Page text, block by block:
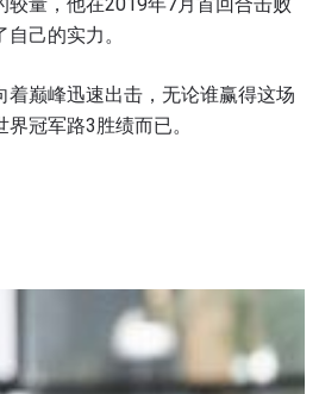
己的实力。
着巅峰迅速出击，无论谁赢得这场
冠军路3胜绩而已。